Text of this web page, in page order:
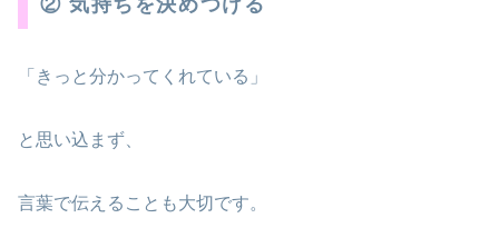
「きっと分かってくれている」
と思い込まず、
言葉で伝えることも大切です。